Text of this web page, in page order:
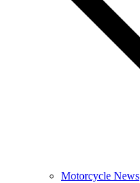
Motorcycle News